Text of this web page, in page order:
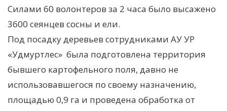
Силами 60 волонтеров за 2 часа было высажено
3600 сеянцев сосны и ели.
Под посадку деревьев сотрудниками АУ УР
«Удмуртлес» была подготовлена территория
бывшего картофельного поля, давно не
использовавшегося по своему назначению,
площадью 0,9 га и проведена обработка от